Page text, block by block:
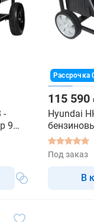
-
9
Рассрочка
115 590
Hyundai
Под заказ
В